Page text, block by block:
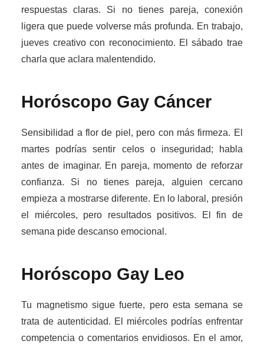
respuestas claras. Si no tienes pareja, conexión
ligera que puede volverse más profunda. En trabajo,
jueves creativo con reconocimiento. El sábado trae
charla que aclara malentendido.
Horóscopo Gay Cáncer
Sensibilidad a flor de piel, pero con más firmeza. El
martes podrías sentir celos o inseguridad; habla
antes de imaginar. En pareja, momento de reforzar
confianza. Si no tienes pareja, alguien cercano
empieza a mostrarse diferente. En lo laboral, presión
el miércoles, pero resultados positivos. El fin de
semana pide descanso emocional.
Horóscopo Gay Leo
Tu magnetismo sigue fuerte, pero esta semana se
trata de autenticidad. El miércoles podrías enfrentar
competencia o comentarios envidiosos. En el amor,